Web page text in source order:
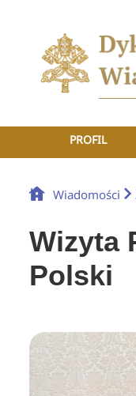
PROFIL
Wiadomości
Wizyta
Polski